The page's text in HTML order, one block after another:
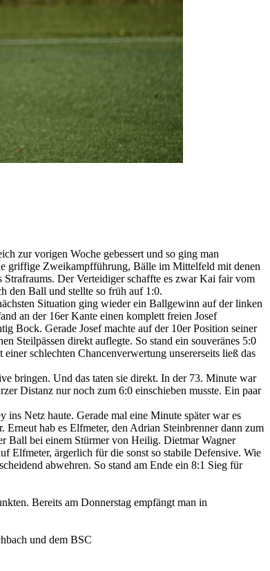
zur vorigen Woche gebessert und so ging man
griffige Zweikampfführung, Bälle im Mittelfeld mit denen
Der Verteidiger schaffte es zwar Kai fair vom
den Ball und stellte so früh auf 1:0.
Situation ging wieder ein Ballgewinn auf der linken
an der 16er Kante einen komplett freien Josef
Bock. Gerade Josef machte auf der 10er Position seiner
Steilpässen direkt auflegte. So stand ein souveränes 5:0
schlechten Chancenverwertung unsererseits ließ das
bringen. Und das taten sie direkt. In der 73. Minute war
Distanz nur noch zum 6:0 einschieben musste. Ein paar
Netz haute. Gerade mal eine Minute später war es
hab es Elfmeter, den Adrian Steinbrenner dann zum
Ball bei einem Stürmer von Heilig. Dietmar Wagner
Elfmeter, ärgerlich für die sonst so stabile Defensive. Wie
abwehren. So stand am Ende ein 8:1 Sieg für
Bereits am Donnerstag empfängt man in
und dem BSC